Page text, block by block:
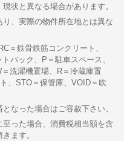
状と異なる場合があります。
、実際の物件所在地とは異な
＝鉄骨鉄筋コンクリート、
バック、P＝駐車スペース、
洗濯機置場、R＝冷蔵庫置
、STO＝保管庫、VOID＝吹
なった場合はご容赦下さい。
った場合、消費税相当額を含
ます。